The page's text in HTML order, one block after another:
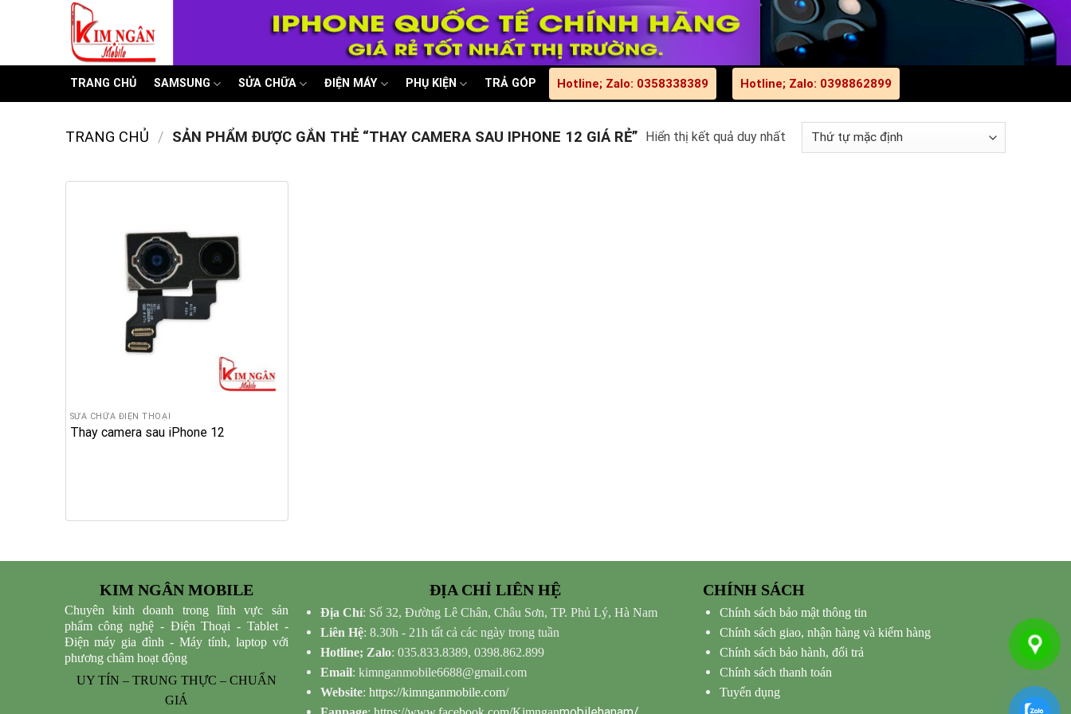
TRANG CHỦ SAMSUNG SỬA CHỮA ĐIỆN MÁY PHỤ KIỆN TRẢ GÓP Hotline; Zalo: 0358338389 Hotline; Zalo: 0398862899
TRANG CHỦ / SẢN PHẨM ĐƯỢC GẮN THẺ “THAY CAMERA SAU IPHONE 12 GIÁ RẺ” Hiển thị kết quả duy nhất
SỬA CHỮA ĐIỆN THOẠI
Thay camera sau iPhone 12
KIM NGÂN MOBILE
Chuyên kinh doanh trong lĩnh vực sản
phẩm công nghệ - Điện Thoại - Tablet -
Điện máy gia đình - Máy tính, laptop với
phương châm hoạt động
UY TÍN – TRUNG THỰC – CHUẨN
GIÁ
ĐỊA CHỈ LIÊN HỆ
Địa Chỉ: Số 32, Đường Lê Chân, Châu Sơn, TP. Phủ Lý, Hà Nam
Liên Hệ: 8.30h - 21h tất cả các ngày trong tuần
Hotline; Zalo: 035.833.8389, 0398.862.899
Email: kimnganmobile6688@gmail.com
Website: https://kimnganmobile.com/
CHÍNH SÁCH
Chính sách bảo mật thông tin
Chính sách giao, nhận hàng và kiểm hàng
Chính sách bảo hành, đổi trả
Chính sách thanh toán
Tuyển dụng